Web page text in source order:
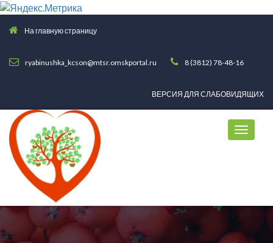
На главную страницу
ryabinushka_kcson@mtsr.omskportal.ru 8 (3812) 78-48-16
ВЕРСИЯ ДЛЯ СЛАБОВИДЯЩИХ